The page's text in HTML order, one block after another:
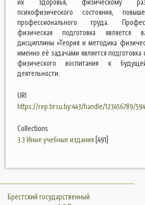
психофизического состояния,
профессионального труда.
физическая подготовка является
дисциплины «Теория и методика
именно еѐ задачами является подготовка
физического воспитания к
деятельности.
URI
https://rep.brsu.by:443/handle/123456789/
Collections
3.3 Иные учебные издания [491]
Брестский государственный